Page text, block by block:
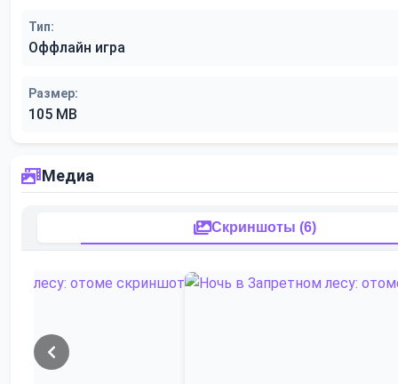
Тип:
Оффлайн игра
Размер:
105 MB
Медиа
Скриншоты (6)